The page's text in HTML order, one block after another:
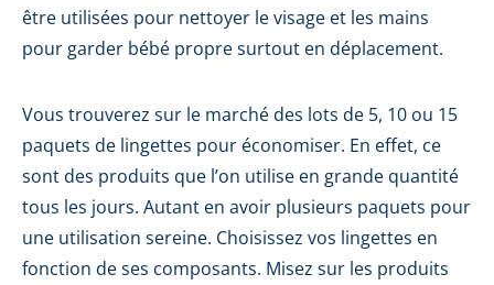
être utilisées pour nettoyer le visage et les mains
pour garder bébé propre surtout en déplacement.
Vous trouverez sur le marché des lots de 5, 10 ou 15
paquets de lingettes pour économiser. En effet, ce
sont des produits que l’on utilise en grande quantité
tous les jours. Autant en avoir plusieurs paquets pour
une utilisation sereine. Choisissez vos lingettes en
fonction de ses composants. Misez sur les produits